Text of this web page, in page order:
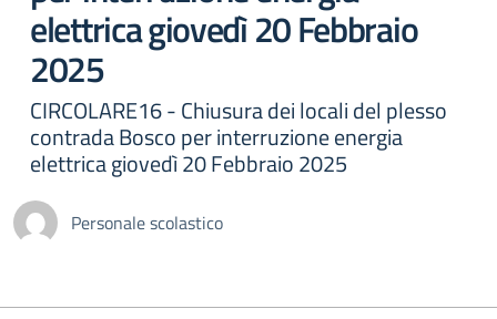
elettrica giovedì 20 Febbraio
2025
CIRCOLARE16 - Chiusura dei locali del plesso
contrada Bosco per interruzione energia
elettrica giovedì 20 Febbraio 2025
Personale scolastico